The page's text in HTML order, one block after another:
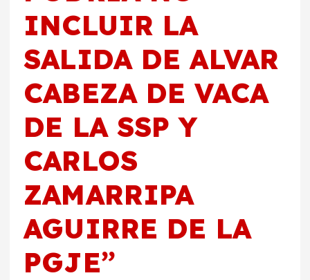
INCLUIR LA
SALIDA DE ALVAR
CABEZA DE VACA
DE LA SSP Y
CARLOS
ZAMARRIPA
AGUIRRE DE LA
PGJE”